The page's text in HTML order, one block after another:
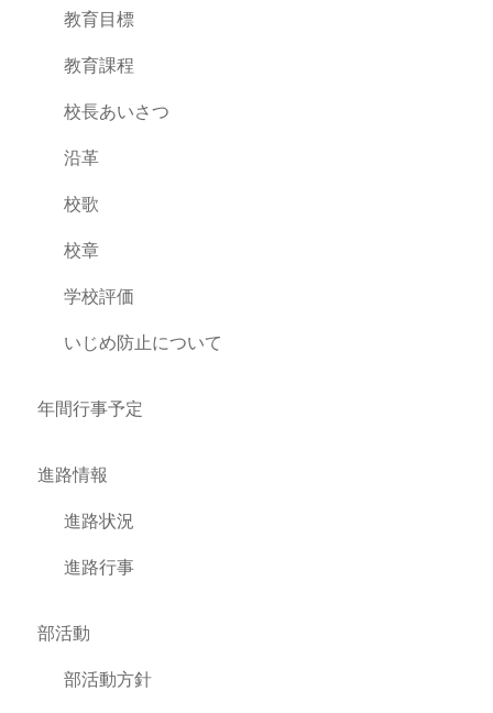
教育目標
教育課程
校長あいさつ
沿革
校歌
校章
学校評価
いじめ防止について
年間行事予定
進路情報
進路状況
進路行事
部活動
部活動方針